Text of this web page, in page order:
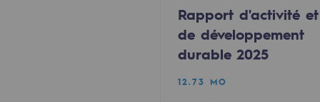
Gestion de l'énergie
Préservation de la biodiversité
Gestion des impacts
Rapport d'activité et
de développement
durable 2025
12.73 MO